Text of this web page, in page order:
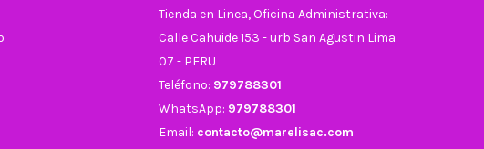
Tienda en Linea, Oficina Administrativa:
Calle Cahuide 153 - urb San Agustin Lima
07 - PERU
Teléfono: 979788301
WhatsApp: 979788301
Email: contacto@marelisac.com